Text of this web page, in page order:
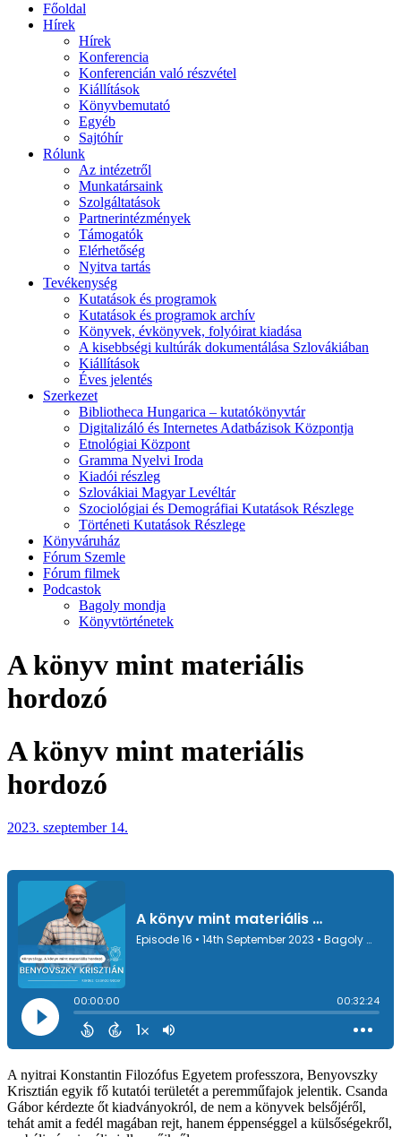
Főoldal
Hírek
Hírek
Konferencia
Konferencián való részvétel
Kiállítások
Könyvbemutató
Egyéb
Sajtóhír
Rólunk
Az intézetről
Munkatársaink
Szolgáltatások
Partnerintézmények
Támogatók
Elérhetőség
Nyitva tartás
Tevékenység
Kutatások és programok
Kutatások és programok archív
Könyvek, évkönyvek, folyóirat kiadása
A kisebbségi kultúrák dokumentálása Szlovákiában
Kiállítások
Éves jelentés
Szerkezet
Bibliotheca Hungarica – kutatókönyvtár
Digitalizáló és Internetes Adatbázisok Központja
Etnológiai Központ
Gramma Nyelvi Iroda
Kiadói részleg
Szlovákiai Magyar Levéltár
Szociológiai és Demográfiai Kutatások Részlege
Történeti Kutatások Részlege
Könyváruház
Fórum Szemle
Fórum filmek
Podcastok
Bagoly mondja
Könyvtörténetek
A könyv mint materiális
hordozó
A könyv mint materiális
hordozó
2023. szeptember 14.
A nyitrai Konstantin Filozófus Egyetem professzora, Benyovszky
Krisztián egyik fő kutatói területét a peremműfajok jelentik. Csanda
Gábor kérdezte őt kiadványokról, de nem a könyvek belsőjéről,
tehát amit a fedél magában rejt, hanem éppenséggel a külsőségekről,